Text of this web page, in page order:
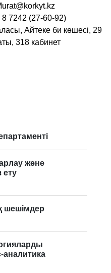
8 7242 (27-60-92)
Айтеке би көшесі, 29
318 кабинет
және
ету
аналитика